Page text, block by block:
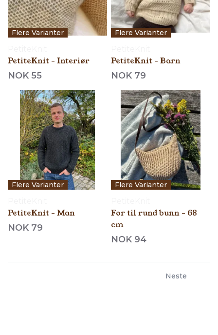
Flere Varianter
PetiteKnit - Interiør
NOK 55
Flere Varianter
PetiteKnit - Barn
NOK 79
Flere Varianter
PetiteKnit - Man
NOK 79
Flere Varianter
For til rund bunn - 68
cm
NOK 94
Neste